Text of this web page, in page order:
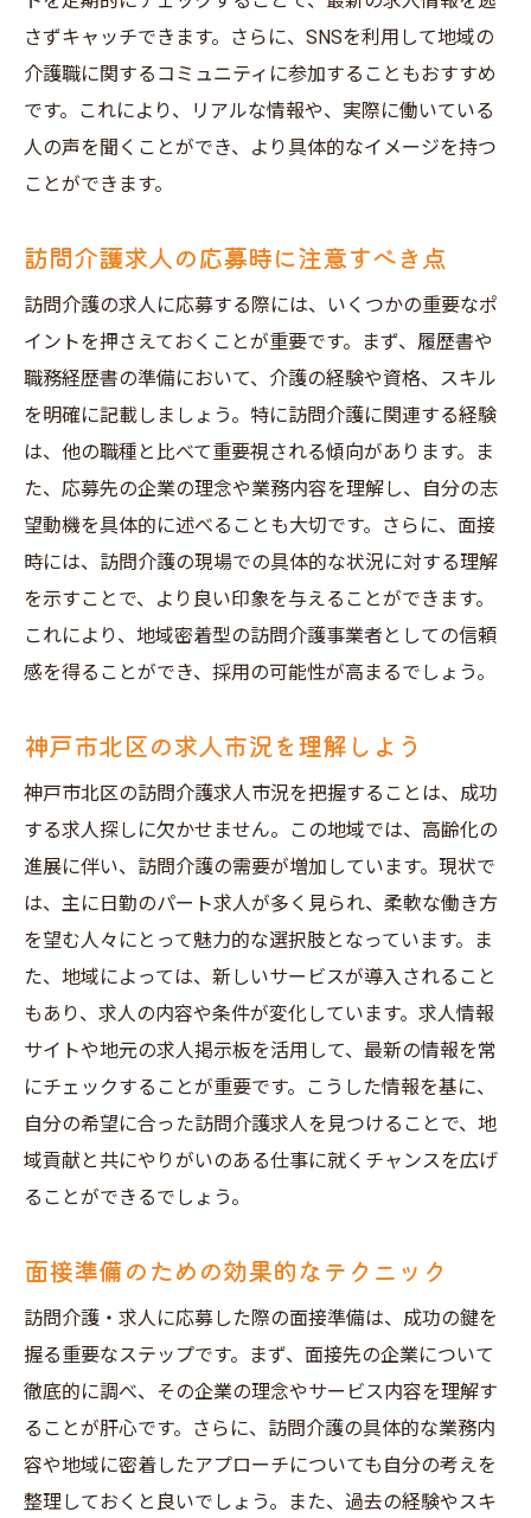
さずキャッチできます。さらに、SNSを利用して地域の
介護職に関するコミュニティに参加することもおすすめ
です。これにより、リアルな情報や、実際に働いている
人の声を聞くことができ、より具体的なイメージを持つ
ことができます。
訪問介護求人の応募時に注意すべき点
訪問介護の求人に応募する際には、いくつかの重要なポ
イントを押さえておくことが重要です。まず、履歴書や
職務経歴書の準備において、介護の経験や資格、スキル
を明確に記載しましょう。特に訪問介護に関連する経験
は、他の職種と比べて重要視される傾向があります。ま
た、応募先の企業の理念や業務内容を理解し、自分の志
望動機を具体的に述べることも大切です。さらに、面接
時には、訪問介護の現場での具体的な状況に対する理解
を示すことで、より良い印象を与えることができます。
これにより、地域密着型の訪問介護事業者としての信頼
感を得ることができ、採用の可能性が高まるでしょう。
神戸市北区の求人市況を理解しよう
神戸市北区の訪問介護求人市況を把握することは、成功
する求人探しに欠かせません。この地域では、高齢化の
進展に伴い、訪問介護の需要が増加しています。現状で
は、主に日勤のパート求人が多く見られ、柔軟な働き方
を望む人々にとって魅力的な選択肢となっています。ま
た、地域によっては、新しいサービスが導入されること
もあり、求人の内容や条件が変化しています。求人情報
サイトや地元の求人掲示板を活用して、最新の情報を常
にチェックすることが重要です。こうした情報を基に、
自分の希望に合った訪問介護求人を見つけることで、地
域貢献と共にやりがいのある仕事に就くチャンスを広げ
ることができるでしょう。
面接準備のための効果的なテクニック
訪問介護・求人に応募した際の面接準備は、成功の鍵を
握る重要なステップです。まず、面接先の企業について
徹底的に調べ、その企業の理念やサービス内容を理解す
ることが肝心です。さらに、訪問介護の具体的な業務内
容や地域に密着したアプローチについても自分の考えを
整理しておくと良いでしょう。また、過去の経験やスキ